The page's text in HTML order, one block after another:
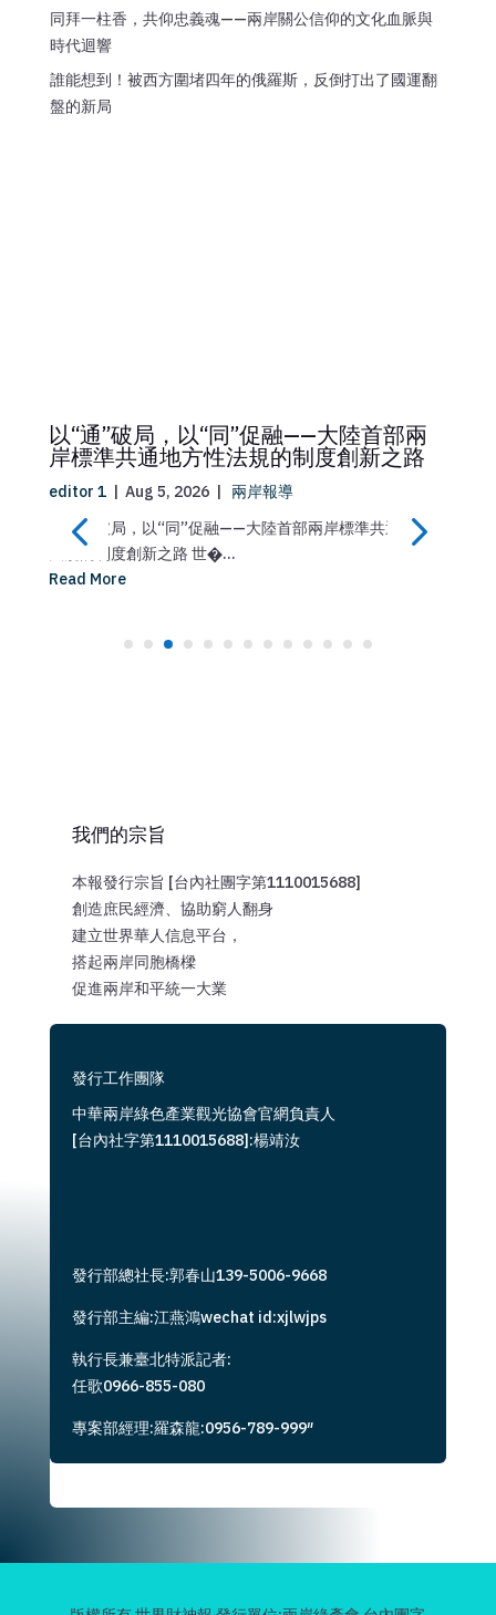
同拜一柱香，共仰忠義魂——兩岸關公信仰的文化血脈與
時代迴響
誰能想到！被西方圍堵四年的俄羅斯，反倒打出了國運翻
盤的新局
以“通”破局，以“同”促融——大陸首部兩
岸標準共通地方性法規的制度創新之路
editor 1 | Aug 5, 2026 | 兩岸報導
以“通”破局，以“同”促融——大陸首部兩岸標準共通地方性
法規的制度創新之路 世�...
Read More
我們的宗旨
本報發行宗旨 [台內社團字第1110015688]
創造庶民經濟、協助窮人翻身
建立世界華人信息平台，
搭起兩岸同胞橋樑
促進兩岸和平統一大業
發行工作團隊
中華兩岸綠色產業觀光協會官網負責人
[台內社字第1110015688]:楊靖汝
發行部總社長:郭春山139-5006-9668
發行部主編:江燕鴻wechat id:xjlwjps
執行長兼臺北特派記者:
任歌0966-855-080
專案部經理:羅森龍:0956-789-999″